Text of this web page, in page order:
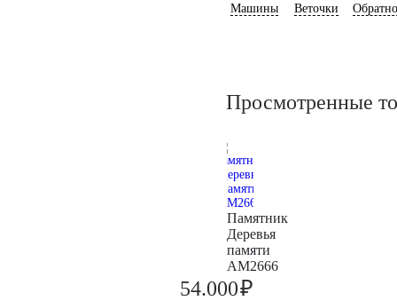
Машины Веточки
Просмотренные
Памятник
Деревья
памяти
AM2666
54.000₽